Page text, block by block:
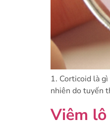
1. Corticoid là
nhiên do tuyến
Viêm